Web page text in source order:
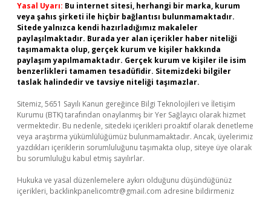
Yasal Uyarı: Bu internet sitesi, herhangi bir marka, kurum
veya şahıs şirketi ile hiçbir bağlantısı bulunmamaktadır.
Sitede yalnızca kendi hazırladığımız makaleler
paylaşılmaktadır. Burada yer alan içerikler haber niteliği
taşımamakta olup, gerçek kurum ve kişiler hakkında
paylaşım yapılmamaktadır. Gerçek kurum ve kişiler ile isim
benzerlikleri tamamen tesadüfidir. Sitemizdeki bilgiler
taslak halindedir ve tavsiye niteliği taşımazlar.
Sitemiz, 5651 Sayılı Kanun gereğince Bilgi Teknolojileri ve İletişim
Kurumu (BTK) tarafından onaylanmış bir Yer Sağlayıcı olarak hizmet
vermektedir. Bu nedenle, sitedeki içerikleri proaktif olarak denetleme
veya araştırma yükümlülüğümüz bulunmamaktadır. Ancak, üyelerimiz
yazdıkları içeriklerin sorumluluğunu taşımakta olup, siteye üye olarak
bu sorumluluğu kabul etmiş sayılırlar.
Hukuka ve yasal düzenlemelere aykırı olduğunu düşündüğünüz
içerikleri, backlinkpanelicomtr@gmail.com adresine bildirmeniz